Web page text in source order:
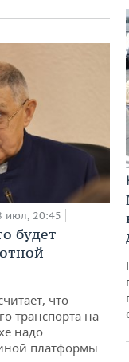
июл, 20:45
будет
что
транспорта на
надо
платформы